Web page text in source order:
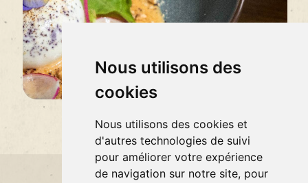
Nous utilisons des
cookies
Nous utilisons des cookies et
d'autres technologies de suivi
pour améliorer votre expérience
de navigation sur notre site, pour
Leaflet